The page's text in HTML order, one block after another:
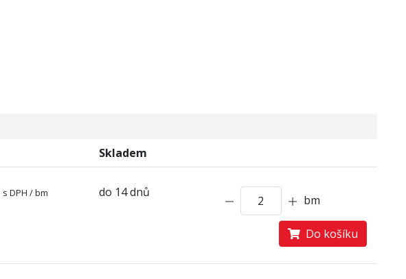
Skladem
s DPH / bm do 14 dnů
bm
Do košíku